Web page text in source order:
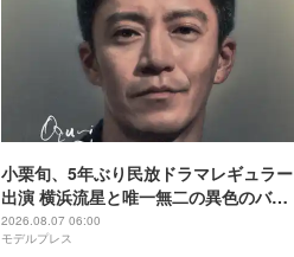
小栗旬、5年ぶり民放ドラマレギュラー
出演 横浜流星と唯一無二の異色のバデ
ィで初共演【LOST10】
2026.08.07 06:00
モデルプレス